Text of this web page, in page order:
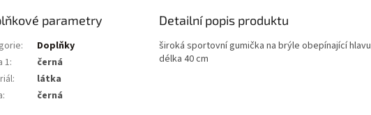
parametry
:
Doplňky
1:
černá
:
látka
: černá
Detailní popis produktu
široká sportovní gumička na brýle obepínající hlavu
délka 40 cm